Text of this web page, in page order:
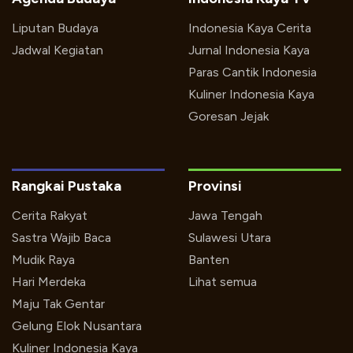
Indonesia Kaya Cerita
Jurnal Indonesia Kaya
Paras Cantik Indonesia
Kuliner Indonesia Kaya
Goresan Jejak
Liputan Budaya
Jadwal Kegiatan
Rangkai Pustaka
Cerita Rakyat
Sastra Wajib Baca
Mudik Raya
Hari Merdeka
Maju Tak Gentar
Gelung Elok Nusantara
Kuliner Indonesia Kaya
Provinsi
Jawa Tengah
Sulawesi Utara
Banten
Lihat semua